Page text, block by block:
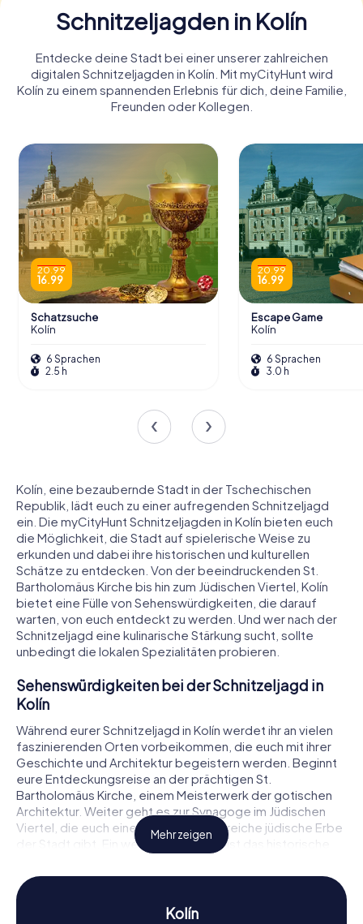
Schnitzeljagden in Kolín
Entdecke deine Stadt bei einer unserer zahlreichen
digitalen Schnitzeljagden in Kolín. Mit myCityHunt wird
Kolín zu einem spannenden Erlebnis für dich, deine Familie,
Freunden oder Kollegen.
20.99
16.99
Schatzsuche
Kolín
6 Sprachen
2.5 h
20.99
16.99
Escape Game
Kolín
6 Sprachen
3.0 h
Kolín, eine bezaubernde Stadt in der Tschechischen
Republik, lädt euch zu einer aufregenden Schnitzeljagd
ein. Die myCityHunt Schnitzeljagden in Kolín bieten euch
die Möglichkeit, die Stadt auf spielerische Weise zu
erkunden und dabei ihre historischen und kulturellen
Schätze zu entdecken. Von der beeindruckenden St.
Bartholomäus Kirche bis hin zum Jüdischen Viertel, Kolín
bietet eine Fülle von Sehenswürdigkeiten, die darauf
warten, von euch entdeckt zu werden. Und wer nach der
Schnitzeljagd eine kulinarische Stärkung sucht, sollte
unbedingt die lokalen Spezialitäten probieren.
Sehenswürdigkeiten bei der Schnitzeljagd in
Kolín
Während eurer Schnitzeljagd in Kolín werdet ihr an vielen
faszinierenden Orten vorbeikommen, die euch mit ihrer
Geschichte und Architektur begeistern werden. Beginnt
eure Entdeckungsreise an der prächtigen St.
Bartholomäus Kirche, einem Meisterwerk der gotischen
Architektur. Weiter geht es zur Synagoge im Jüdischen
Viertel, die euch einen Einblick in das reiche jüdische Erbe
der Stadt gibt. Ein weiteres Highlight ist das historische
der euch mit seiner Architektur faszinieren wird. Bei jeder
dieser Sehenswürdigkeiten erwarten euch spannende
Rätsel, die eure Entdeckerfreude wecken.
Mehr zeigen
Kolín